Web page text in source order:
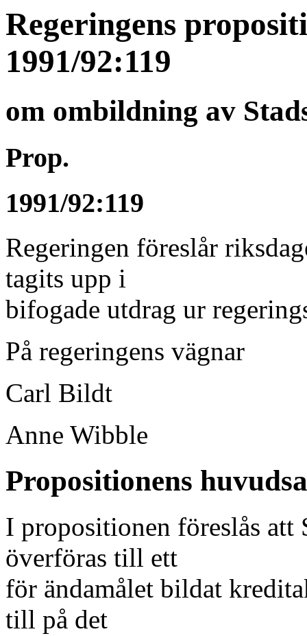
Regeringens
1991/92:119
om ombildning av
Prop.
1991/92:119
Regeringen föreslår
tagits upp i
bifogade utdrag ur
På regeringens vägnar
Carl Bildt
Anne Wibble
Propositionens
I propositionen föreslås att
överföras till ett
för ändamålet bildat
till på det